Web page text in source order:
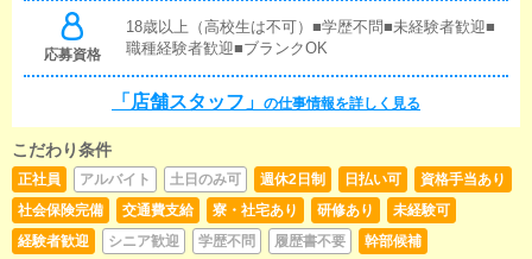
案店舗イベントや店舗運営など様々な企画を提案して
いただきます。【新規のお客様の増加】【お客様のリ
ど、売上UPに繋がる施策の提案を行っていただきま
す。■キャスト管理お店で働いていただいているキャス
トの方が稼げるようにインターネットを使ったPR（写
だきます。■PC更新業務ヘブンネットなど、ポータル
サイト等の店舗情報更新作業を行っていただきます。
キャストの出勤情報やイベント、求人ブログの作成と
なります。基本的にはボタンを押すだけや、ブログの
応募資格
18歳以上（高校生は不可）■学歴不問■未経験者歓迎■
職種経験者歓迎■ブランクOK
「店舗スタッフ」 の仕事情報を詳しく見る
こだわり条件
正社員 アルバイト 土日のみ可 週休2日制 日払い可
資格手当あり
社会保険完備
交通費支給 寮・社宅あり 研修あり
未経験可
経験者歓迎
シニア歓迎 学歴不問 履歴書不要 幹部候補